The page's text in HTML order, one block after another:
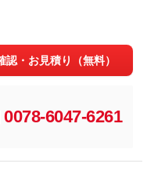
認・お見積り（無料）
0078-6047-6261